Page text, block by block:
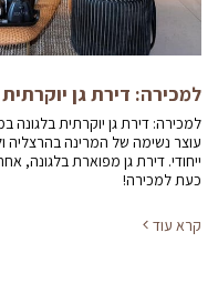
למכירה: דירת גן יוקרתית
למכירה: דירת גן יוקרתית בלגונה
עוצר נשימה של המרינה בהרצליה
ייחודי. דירת גן מפוארת בלגונה,
כעת למכירה!
קרא עוד